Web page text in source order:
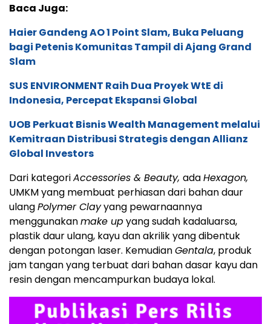
Baca Juga:
Haier Gandeng AO 1 Point Slam, Buka Peluang
bagi Petenis Komunitas Tampil di Ajang Grand
Slam
SUS ENVIRONMENT Raih Dua Proyek WtE di
Indonesia, Percepat Ekspansi Global
UOB Perkuat Bisnis Wealth Management melalui
Kemitraan Distribusi Strategis dengan Allianz
Global Investors
Dari kategoriAccessories & Beauty, adaHexagon,
UMKM yang membuat perhiasan dari bahan daur
ulangPolymer Clayyang pewarnaannya
menggunakanmake upyang sudah kadaluarsa,
plastik daur ulang, kayu dan akrilik yang dibentuk
dengan potongan laser. KemudianGentala, produk
jam tangan yang terbuat dari bahan dasar kayu dan
resin dengan mencampurkan budaya lokal.